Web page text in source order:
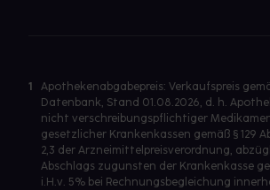
1
Apothekenabgabepreis: Verkaufspreis
Datenbank, Stand 01.08.2026, d. h.
nicht verschreibungspflichtiger
gesetzlicher Krankenkassen gemäß § 129
2,3 der Arzneimittelpreisverordnung,
Abschlags zugunsten der Krankenkasse
i.H.v. 5% bei Rechnungsbegleichung